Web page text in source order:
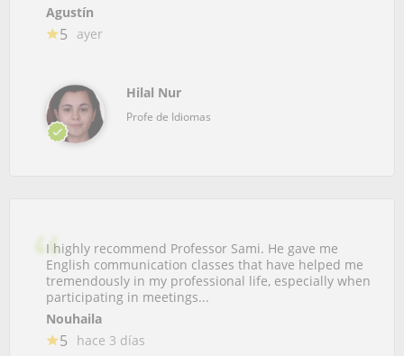
Agustín
5 ayer
Hilal Nur
Profe de Idiomas
I highly recommend Professor Sami. He gave me
English communication classes that have helped me
tremendously in my professional life, especially when
participating in meetings...
Nouhaila
5 hace 3 días